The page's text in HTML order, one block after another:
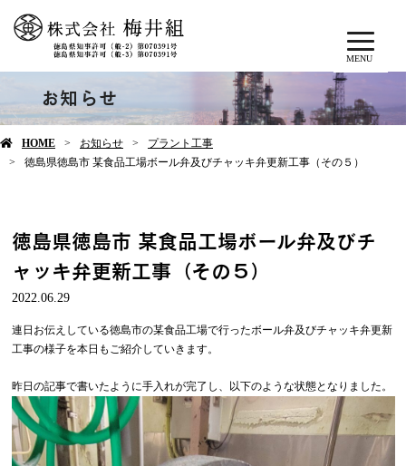
MENU
お知らせ
HOME お知らせ
プラント工事
徳島県徳島市 某食品工場ボール弁及びチャッキ弁更新工事（その５）
徳島県徳島市 某食品工場ボール弁及びチ
ャッキ弁更新工事（その５）
2022.06.29
連日お伝えしている徳島市の某食品工場で行ったボール弁及びチャッキ弁更新
工事の様子を本日もご紹介していきます。
昨日の記事で書いたように手入れが完了し、以下のような状態となりました。